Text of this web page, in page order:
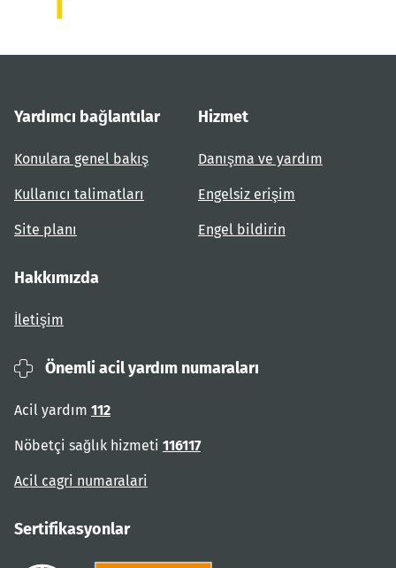
Yardımcı bağlantılar
Konulara genel bakış
Kullanıcı talimatları
Site planı
Hizmet
Danışma ve yardım
Engelsiz erişim
Engel bildirin
Hakkımızda
İletişim
Önemli acil yardım numaraları
Acil yardım 112
Nöbetçi sağlık hizmeti 116117
Acil cagri numaralari
Sertifikasyonlar